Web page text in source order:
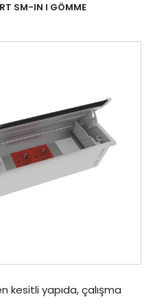
SM-IN I GÖMME
kesitli yapıda, çalışma